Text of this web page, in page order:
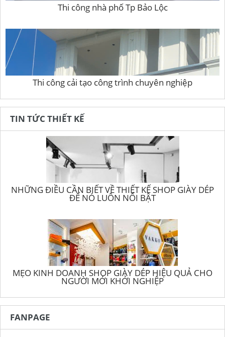
Thi công nhà phố Tp Bảo Lộc
Thi công cải tạo công trình chuyên nghiệp
TIN TỨC THIẾT KẾ
NHỮNG ĐIỀU CẦN BIẾT VỀ THIẾT KẾ SHOP GIÀY DÉP
ĐỂ NÓ LUÔN NỔI BẬT
MẸO KINH DOANH SHOP GIÀY DÉP HIỆU QUẢ CHO
NGƯỜI MỚI KHỞI NGHIỆP
FANPAGE